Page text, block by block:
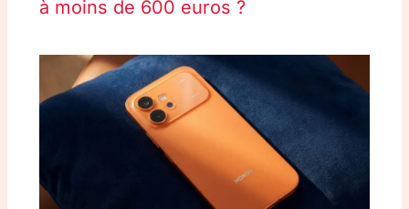
à moins de 600 euros ?